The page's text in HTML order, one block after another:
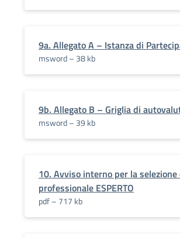
9a. Allegato A – Istanza di
msword – 38 kb
9b. Allegato B – Griglia di
msword – 39 kb
10. Avviso interno per la
professionale ESPERTO
pdf – 717 kb